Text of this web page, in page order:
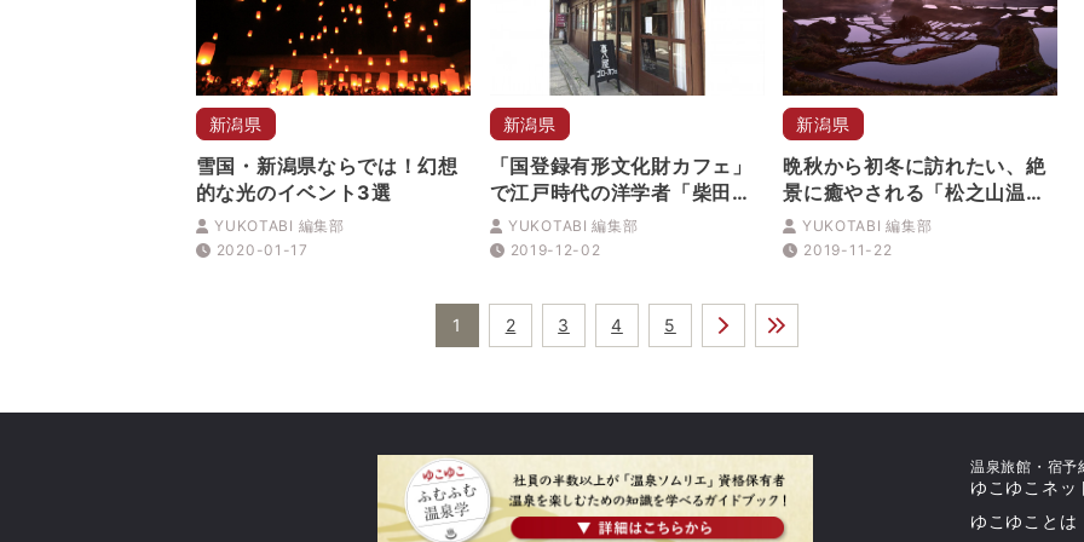
新潟県
雪国・新潟県ならでは！幻想
的な光のイベント3選
YUKOTABI 編集部
2020-01-17
新潟県
「国登録有形文化財カフェ」
で江戸時代の洋学者「柴田収
蔵」に出会う
YUKOTABI 編集部
2019-12-02
新潟県
晩秋から初冬に訪れたい、絶
景に癒やされる「松之山温
泉」YUKOTABI 編集部
2019-11-22
1 2 3 4 5
温泉旅館・宿予
ゆこゆこネッ
ゆこゆことは